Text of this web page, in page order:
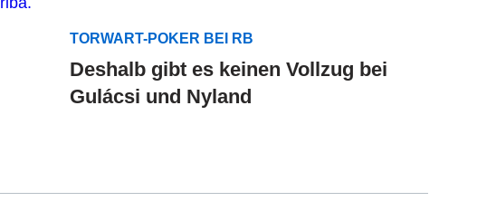
TORWART-POKER BEI RB
Deshalb gibt es keinen Vollzug bei
Gulácsi und Nyland